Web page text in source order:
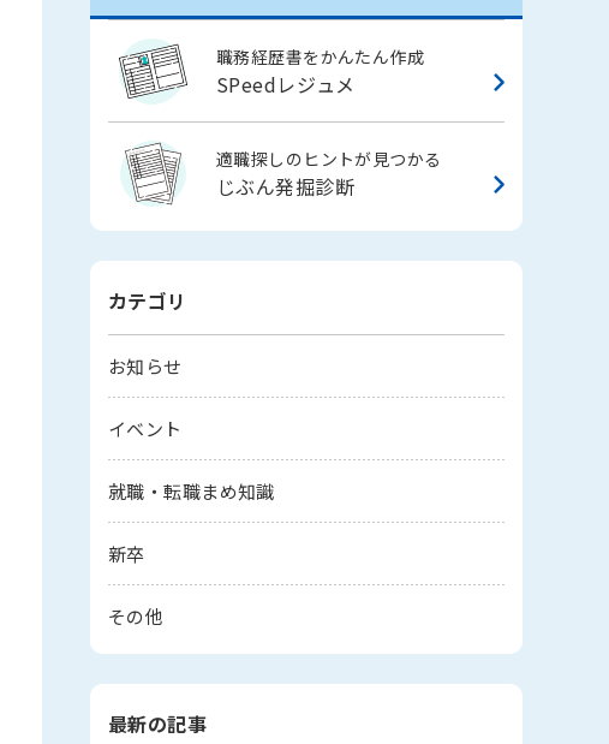
職務経歴書をかんたん作成
SPeedレジュメ
適職探しのヒントが見つかる
じぶん発掘診断
カテゴリ
お知らせ
イベント
就職・転職まめ知識
新卒
その他
最新の記事